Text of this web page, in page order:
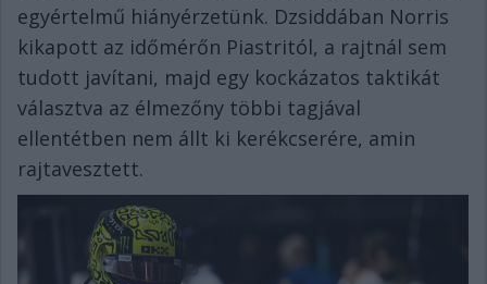
egyértelmű hiányérzetünk. Dzsiddában Norris
kikapott az időmérőn Piastritól, a rajtnál sem
tudott javítani, majd egy kockázatos taktikát
választva az élmezőny többi tagjával
ellentétben nem állt ki kerékcserére, amin
rajtavesztett.